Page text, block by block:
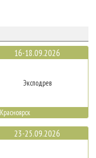
16-18.09.2026
Эксподрев
Красноярск
23-25.09.2026